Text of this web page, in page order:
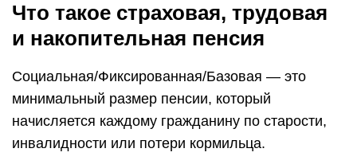
Что такое страховая, трудовая
и накопительная пенсия
Социальная/Фиксированная/Базовая — это
минимальный размер пенсии, который
начисляется каждому гражданину по старости,
инвалидности или потери кормильца.